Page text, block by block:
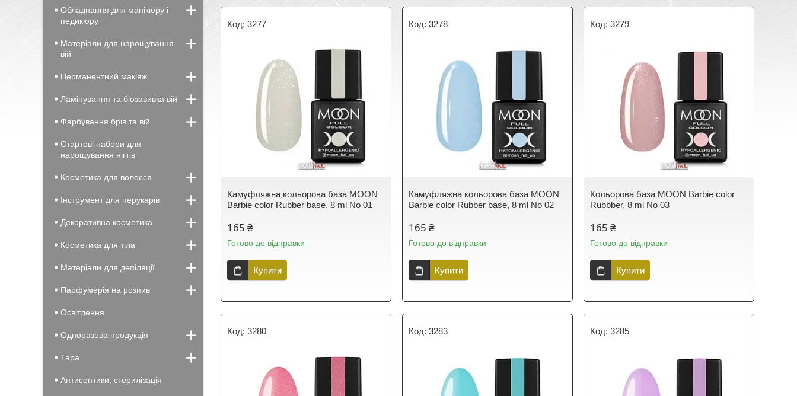
3277
Камуфляжна кольорова база MOON
Barbie color Rubber base, 8 ml No 01
165 ₴
Готово до відправки
Купити
3278
Камуфляжна кольорова база MOON
Barbie color Rubber base, 8 ml No 02
165 ₴
Готово до відправки
Купити
3279
Кольорова база MOON Barbie color
Rubbber, 8 ml No 03
165 ₴
Готово до відправки
Купити
3280 3283 3285
Обладнання для манікюру і
педикюру
Матеріали для нарощування
вій
Перманентний макіяж
Ламінування та біозавивка вій
Фарбування брів та вій
Стартові набори для
нарощування нігтів
Косметика для волосся
Інструмент для перукарів
Декоративна косметика
Косметика для тіла
Матеріали для депіляції
Парфумерія на розпив
Освітлення
Одноразова продукція
Тара
Антисептики, стерилізація